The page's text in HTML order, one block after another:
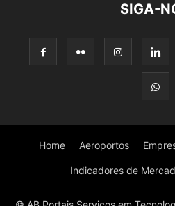
SIGA-
Home Aeroportos
Indicadores de